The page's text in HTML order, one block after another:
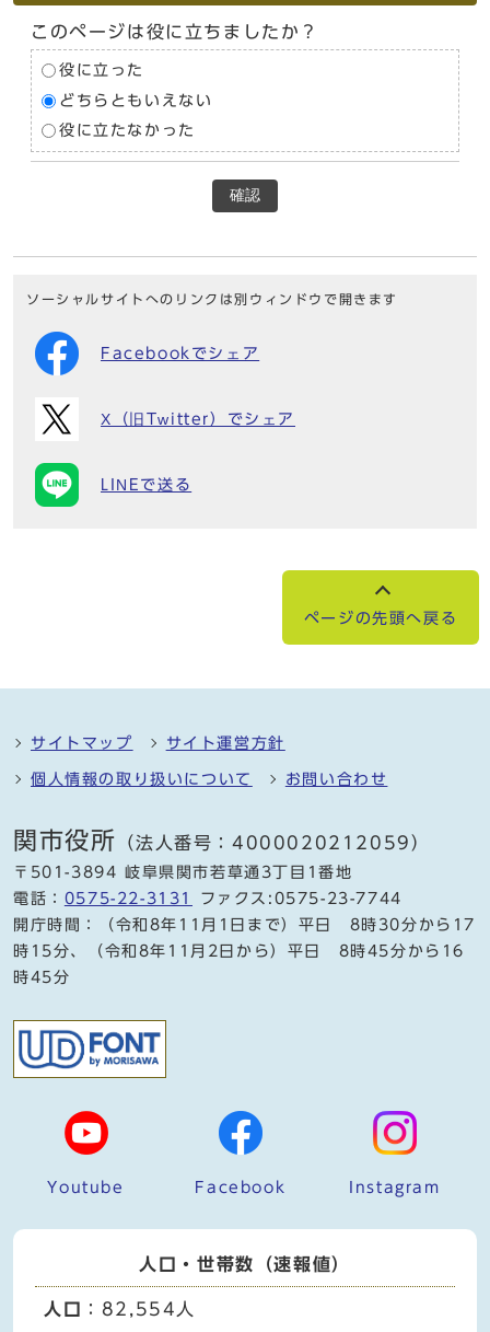
このページは役に立ちましたか？
役に立った
どちらともいえない
役に立たなかった
確認
ソーシャルサイトへのリンクは別ウィンドウで開きます
Facebookでシェア
X（旧Twitter）でシェア
LINEで送る
ページの先頭へ戻る
サイトマップ サイト運営方針
個人情報の取り扱いについて お問い合わせ
関市役所 （法人番号：4000020212059）
〒501-3894 岐阜県関市若草通3丁目1番地
電話： 0575-22-3131
ファクス:0575-23-7744
開庁時間：（令和8年11月1日まで）平日 8時30分から17
時15分、（令和8年11月2日から）平日 8時45分から16
時45分
Youtube Facebook Instagram
人口・世帯数（速報値）
人口 ：82,554人